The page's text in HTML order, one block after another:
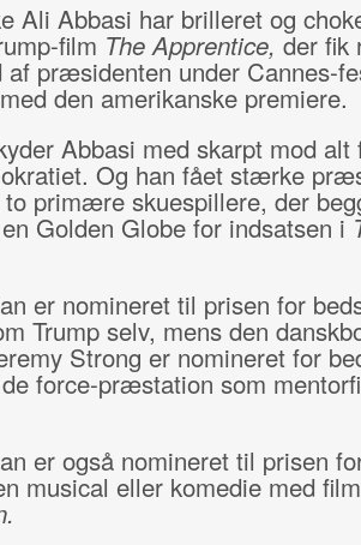
Ali Abbasi har brilleret og
film The Apprentice, der fik
af præsidenten under Cannes-
den amerikanske premiere.
Abbasi med skarpt mod alt
Og han fået stærke
primære skuespillere, der
Golden Globe for indsatsen i
er nomineret til prisen for
Trump selv, mens den
Strong er nomineret for
force-præstation som
er også nomineret til prisen
musical eller komedie med